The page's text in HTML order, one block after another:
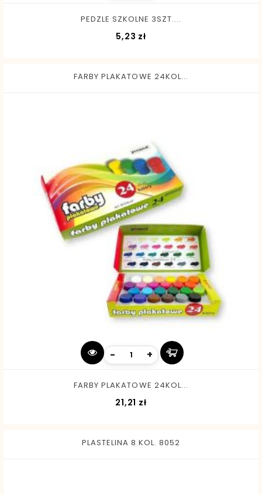
PEDZLE SZKOLNE 3SZT....
5,23 zł
FARBY PLAKATOWE 24KOL...
- +
FARBY PLAKATOWE 24KOL...
21,21 zł
PLASTELINA 8 KOL. 8052